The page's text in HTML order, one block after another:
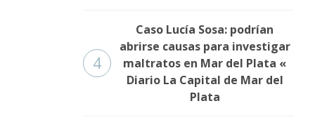
4
Caso Lucía Sosa: podrían
abrirse causas para investigar
maltratos en Mar del Plata «
Diario La Capital de Mar del
Plata